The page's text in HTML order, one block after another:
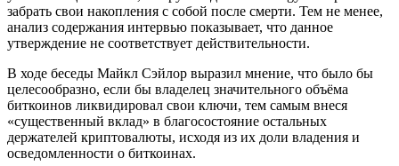
забрать свои накопления с собой после смерти. Тем не менее,
анализ содержания интервью показывает, что данное
утверждение не соответствует действительности.
В ходе беседы Майкл Сэйлор выразил мнение, что было бы
целесообразно, если бы владелец значительного объёма
биткоинов ликвидировал свои ключи, тем самым внеся
«существенный вклад» в благосостояние остальных
держателей криптовалюты, исходя из их доли владения и
осведомленности о биткоинах.